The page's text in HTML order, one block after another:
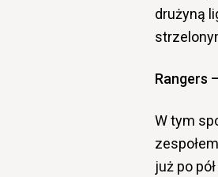
drużyną
Rangers
W tym
już po